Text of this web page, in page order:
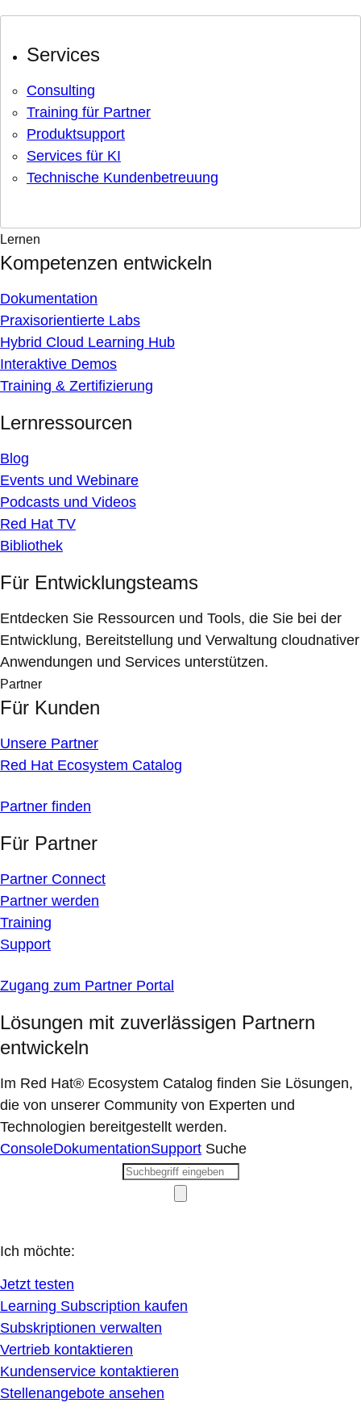
Services
Consulting
Training für Partner
Produktsupport
Services für KI
Technische Kundenbetreuung
Lernen
Kompetenzen entwickeln
Dokumentation
Praxisorientierte Labs
Hybrid Cloud Learning Hub
Interaktive Demos
Training & Zertifizierung
Lernressourcen
Blog
Events und Webinare
Podcasts und Videos
Red Hat TV
Bibliothek
Für Entwicklungsteams
Entdecken Sie Ressourcen und Tools, die Sie bei der
Entwicklung, Bereitstellung und Verwaltung cloudnativer
Anwendungen und Services unterstützen.
Partner
Für Kunden
Unsere Partner
Red Hat Ecosystem Catalog
Partner finden
Für Partner
Partner Connect
Partner werden
Training
Support
Zugang zum Partner Portal
Lösungen mit zuverlässigen Partnern
entwickeln
Im Red Hat® Ecosystem Catalog finden Sie Lösungen,
die von unserer Community von Experten und
Technologien bereitgestellt werden.
ConsoleDokumentationSupport Suche
Ich möchte:
Jetzt testen
Learning Subscription kaufen
Subskriptionen verwalten
Vertrieb kontaktieren
Kundenservice kontaktieren
Stellenangebote ansehen